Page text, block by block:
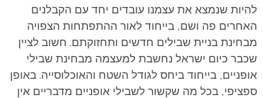
להיות שנמצא את עצמנו עובדים יחד עם הקבלנים
האחרים פה ושם, בייחוד לאור ההתפתחות הצפויה
מבחינת בניית שבילים חדשים ותחזוקתם. חשוב לציין
שכבר כיום ישראל נחשבת למעצמה מבחינת שבילי
אופניים, בייחוד ביחס לגודל השטח והאוכלוסייה. באופן
ספציפי, בכל מה שקשור לשבילי אופניים מדבריים אין